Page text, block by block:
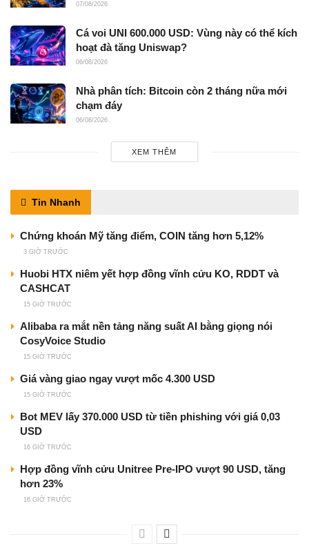
07/08/2026
Cá voi UNI 600.000 USD: Vùng này có thể kích
hoạt đà tăng Uniswap?
06/08/2026
Nhà phân tích: Bitcoin còn 2 tháng nữa mới
chạm đáy
06/08/2026
XEM THÊM
Tin Nhanh
Chứng khoán Mỹ tăng điểm, COIN tăng hơn 5,12%
3 GIỜ TRƯỚC
Huobi HTX niêm yết hợp đồng vĩnh cửu KO, RDDT và
CASHCAT
15 GIỜ TRƯỚC
Alibaba ra mắt nền tảng năng suất AI bằng giọng nói
CosyVoice Studio
15 GIỜ TRƯỚC
Giá vàng giao ngay vượt mốc 4.300 USD
15 GIỜ TRƯỚC
Bot MEV lấy 370.000 USD từ tiền phishing với giá 0,03
USD
16 GIỜ TRƯỚC
Hợp đồng vĩnh cửu Unitree Pre-IPO vượt 90 USD, tăng
hơn 23%
16 GIỜ TRƯỚC